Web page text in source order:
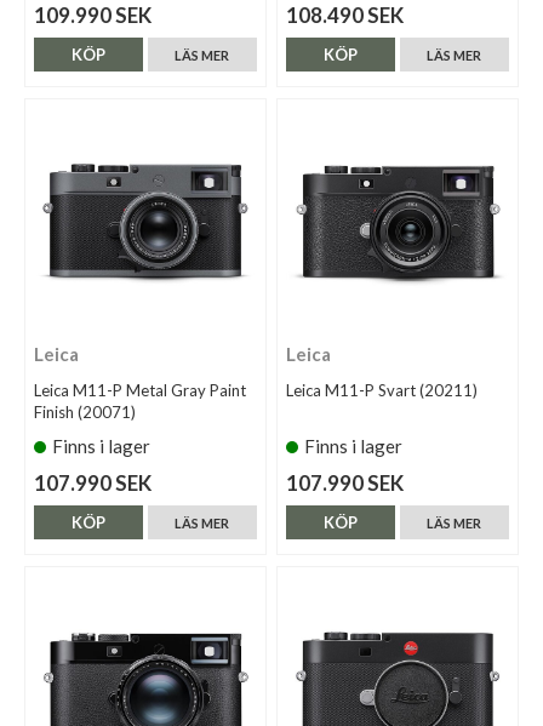
109.990 SEK
LÄS MER
KÖP
108.490 SEK
LÄS MER
KÖP
Leica
Leica M11-P Metal Gray Paint
Finish (20071)
Finns i lager
107.990 SEK
LÄS MER
KÖP
Leica
Leica M11-P Svart (20211)
Finns i lager
107.990 SEK
LÄS MER
KÖP